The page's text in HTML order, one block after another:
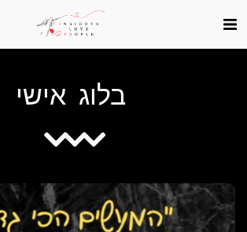
בלוג אישי